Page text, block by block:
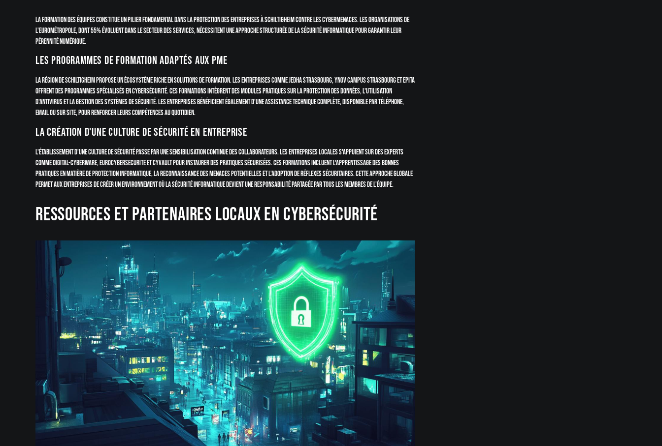
La formation des équipes constitue un pilier fondamental dans la protection des entreprises à Schiltigheim contre les cybermenaces. Les organisations de
l'Eurométropole, dont 55% évoluent dans le secteur des services, nécessitent une approche structurée de la sécurité informatique pour garantir leur
pérennité numérique.
Les programmes de formation adaptés aux PME
La région de Schiltigheim propose un écosystème riche en solutions de formation. Les entreprises comme Jedha Strasbourg, Ynov Campus Strasbourg et EPITA
offrent des programmes spécialisés en cybersécurité. Ces formations intègrent des modules pratiques sur la protection des données, l'utilisation
d'antivirus et la gestion des systèmes de sécurité. Les entreprises bénéficient également d'une assistance technique complète, disponible par téléphone,
email ou sur site, pour renforcer leurs compétences au quotidien.
La création d'une culture de sécurité en entreprise
L'établissement d'une culture de sécurité passe par une sensibilisation continue des collaborateurs. Les entreprises locales s'appuient sur des experts
comme Digital-CyberWare, Eurocybersecurite et CyVault pour instaurer des pratiques sécurisées. Ces formations incluent l'apprentissage des bonnes
pratiques en matière de protection informatique, la reconnaissance des menaces potentielles et l'adoption de réflexes sécuritaires. Cette approche globale
permet aux entreprises de créer un environnement où la sécurité informatique devient une responsabilité partagée par tous les membres de l'équipe.
Ressources et partenaires locaux en cybersécurité